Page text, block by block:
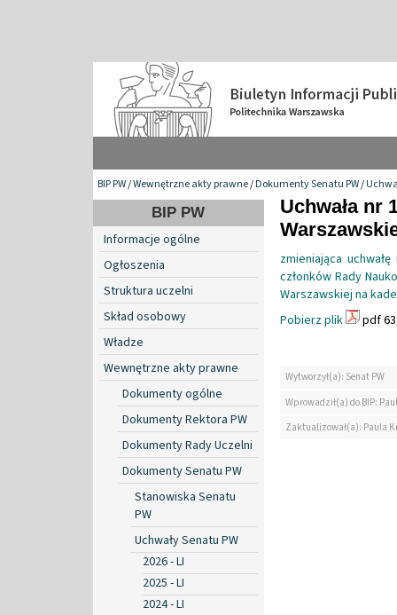
BIP PW/Wewnętrzne akty prawne/Dokumenty Senatu PW/
BIP PW
Informacje ogólne
Ogłoszenia
Struktura uczelni
Skład osobowy
Władze
Wewnętrzne akty prawne
Dokumenty ogólne
Dokumenty Rektora PW
Dokumenty Rady Uczelni
Dokumenty Senatu PW
Stanowiska Senatu
PW
Uchwały Senatu PW
2026 - LI
2025 - LI
2024 - LI
Uchwała nr
zmieniająca
członków Rady
Warszawskiej na
Pobierz plik
pdf
Wytworzył(a): Senat PW
Wprowadził(a) do BIP:
Zaktualizował(a): Paula